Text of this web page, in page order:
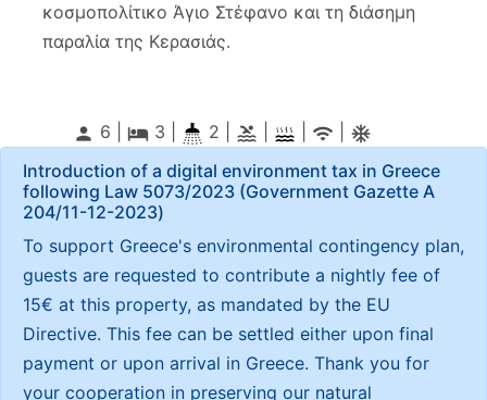
κοσμοπολίτικο Άγιο Στέφανο και τη διάσημη
παραλία της Κερασιάς.
person 6 | local_hotel3 2 | pool wifi ac_unitif
Introduction of a digital environment tax in Greece
following Law 5073/2023 (Government Gazette Α
204/11-12-2023)
To support Greece's environmental contingency plan,
guests are requested to contribute a nightly fee of
15€ at this property, as mandated by the EU
Directive. This fee can be settled either upon final
payment or upon arrival in Greece. Thank you for
your cooperation in preserving our natural